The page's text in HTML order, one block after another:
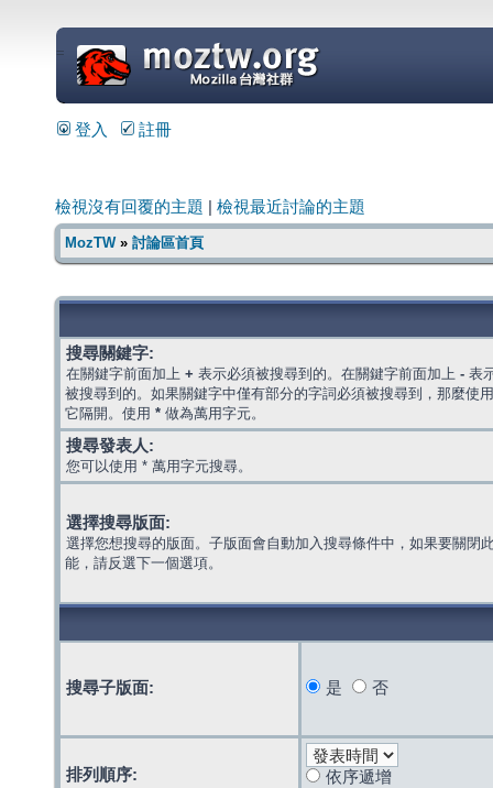
=
登入 註冊
檢視沒有回覆的主題 檢視最近討論的主題
MozTW» 討論區首頁
搜尋關鍵字:
在關鍵字前面加上 + 表示必須被搜尋到的。在關鍵字前面加上 - 表
被搜尋到的。如果關鍵字中僅有部分的字詞必須被搜尋到，那麼使
它隔開。使用 * 做為萬用字元。
搜尋發表人:
您可以使用 * 萬用字元搜尋。
選擇搜尋版面:
選擇您想搜尋的版面。子版面會自動加入搜尋條件中，如果要關閉
能，請反選下一個選項。
搜尋子版面: 是 否
排列順序:
依序遞增